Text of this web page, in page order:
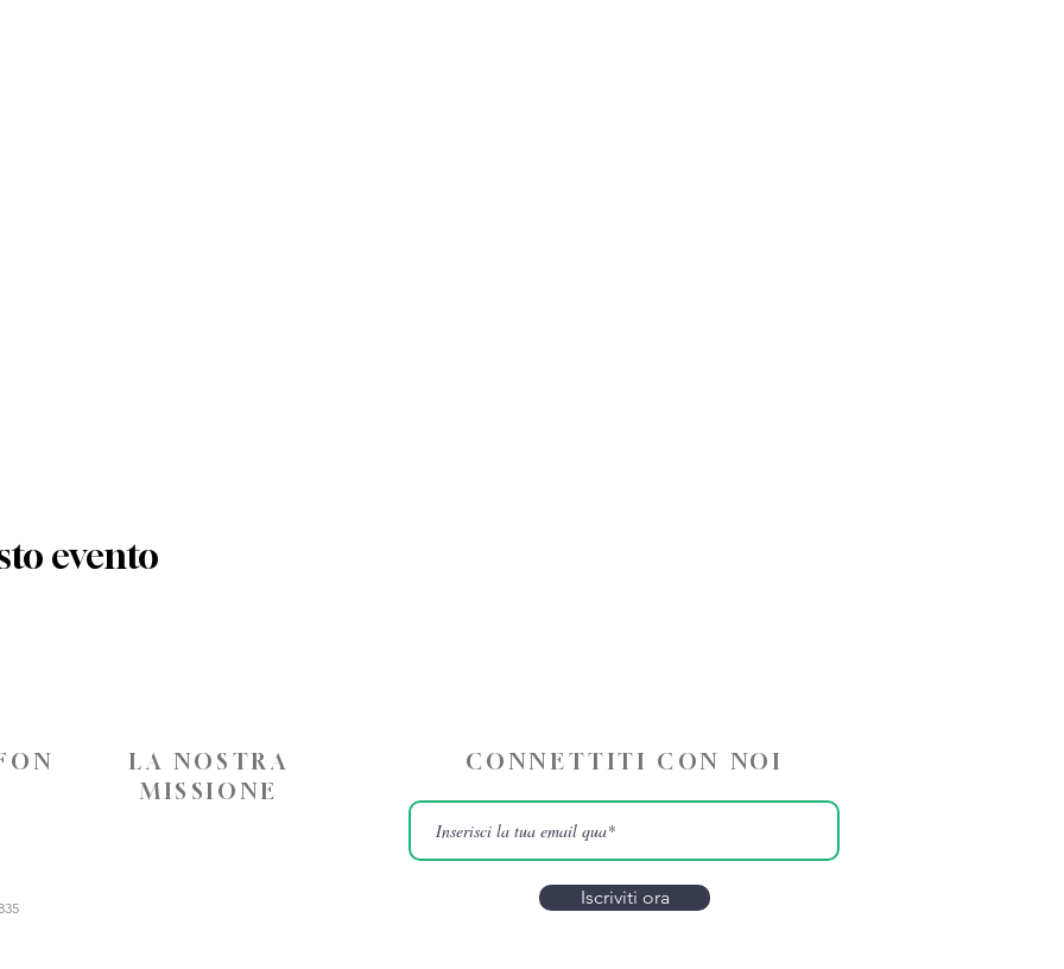
evento
LA NOSTRA
MISSIONE
CONNETTITI CON NOI
Iscriviti ora